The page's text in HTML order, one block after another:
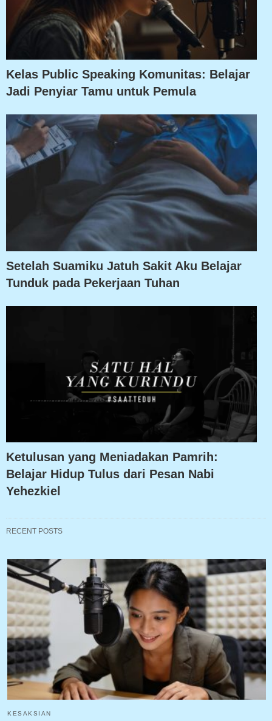
Kelas Public Speaking Komunitas: Belajar
Jadi Penyiar Tamu untuk Pemula
Setelah Suamiku Jatuh Sakit Aku Belajar
Tunduk pada Pekerjaan Tuhan
Ketulusan yang Meniadakan Pamrih:
Belajar Hidup Tulus dari Pesan Nabi
Yehezkiel
RECENT POSTS
KESAKSIAN